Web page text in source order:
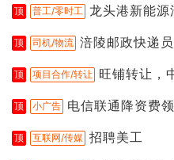
顶 普工/零时工 龙头港新能源
顶 司机/物流 涪陵邮政快递员
顶 项目合作/转让 旺铺转让，
顶 小广告 电信联通降资费
顶 互联网/传媒 招聘美工